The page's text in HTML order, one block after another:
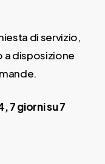
di servizio,
a disposizione
7 giorni su 7